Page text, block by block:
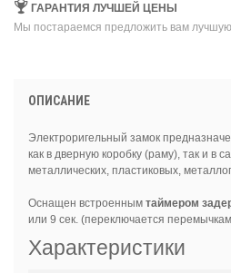
ГАРАНТИЯ ЛУЧШЕЙ ЦЕНЫ
Мы постараемся предложить вам
ОПИСАНИЕ
Электроригельный замок
как в дверную коробку (раму), так и в
металлических, пластиковых,
Оснащен встроеннымтаймером
или 9 сек. (переключается
Характеристики